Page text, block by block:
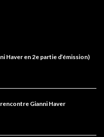
Haver en 2e partie d’émission)
Gianni Haver